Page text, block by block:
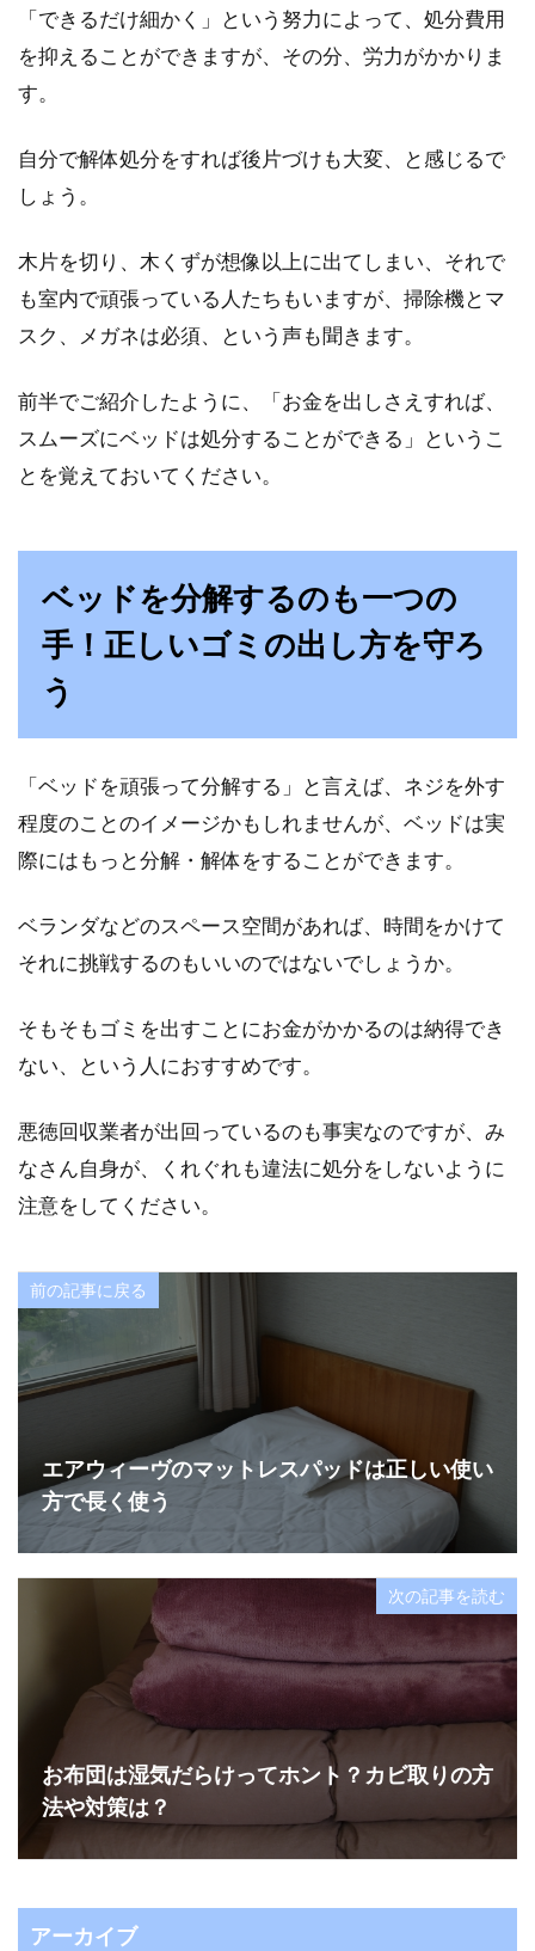
「できるだけ細かく」という努力によって、処分費用
を抑えることができますが、その分、労力がかかりま
す。
自分で解体処分をすれば後片づけも大変、と感じるで
しょう。
木片を切り、木くずが想像以上に出てしまい、それで
も室内で頑張っている人たちもいますが、掃除機とマ
スク、メガネは必須、という声も聞きます。
前半でご紹介したように、「お金を出しさえすれば、
スムーズにベッドは処分することができる」というこ
とを覚えておいてください。
ベッドを分解するのも一つの
手！正しいゴミの出し方を守ろ
う
「ベッドを頑張って分解する」と言えば、ネジを外す
程度のことのイメージかもしれませんが、ベッドは実
際にはもっと分解・解体をすることができます。
ベランダなどのスペース空間があれば、時間をかけて
それに挑戦するのもいいのではないでしょうか。
そもそもゴミを出すことにお金がかかるのは納得でき
ない、という人におすすめです。
悪徳回収業者が出回っているのも事実なのですが、み
なさん自身が、くれぐれも違法に処分をしないように
注意をしてください。
前の記事に戻る
エアウィーヴのマットレスパッドは正しい使い
方で長く使う
次の記事を読む
お布団は湿気だらけってホント？カビ取りの方
法や対策は？
アーカイブ